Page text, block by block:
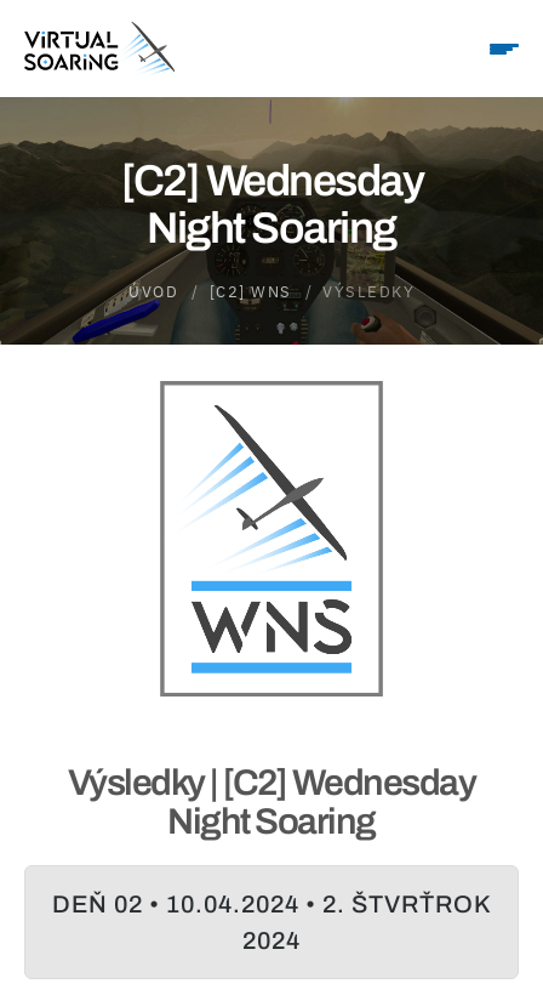
[C2] Wednesday
Night Soaring
ÚVOD [C2] WNS VÝSLEDKY
Výsledky | [C2] Wednesday
Night Soaring
DEŇ 02 • 10.04.2024 • 2. ŠTVRŤROK
2024